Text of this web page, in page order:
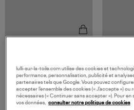
480,00 €
Champagne
lulli-sur-la-toile.com utilise des cookies et
performance, personnalisation, publicité et
partenaires tels que Google. Vous pouvez
accepter l’ensemble des cookies (« J’accepte »)
nécessaires (« Continuer sans accepter »). Pour en
vos données, consulter notre politique de cookies